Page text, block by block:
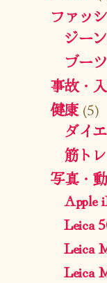
ファッ
ジー
ブーツ
事故・
健康 (5)
ダイ
筋トレ
写真・
Apple
Leica
Leica
Leica